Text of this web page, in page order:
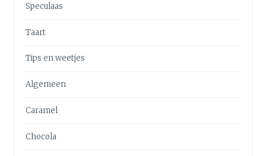
Speculaas
Taart
Tips en weetjes
Algemeen
Caramel
Chocola